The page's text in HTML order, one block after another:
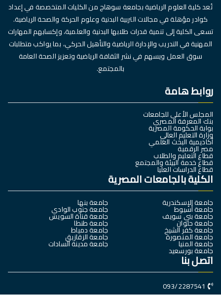
تُعد كلية العلوم الرياضية بجامعة سوهاج من الكليات المتخصصة في إعداد
كوادر مؤهلة في مجالات التربية البدنية وعلوم الحركة والصحة الرياضية.
تسعى الكلية إلى تنمية قدرات طلابها البدنية والعلمية، وإكسابهم المهارات
المهنية في التدريب والإدارة الرياضية والتأهيل الحركي، بما يواكب متطلبات
سوق العمل ويسهم في نشر الثقافة الرياضية وتعزيز الصحة العامة
بالمجتمع.
روابط هامة
المجلس الأعلى للجامعات
بنك المعرفة المصري
بوابة الحكومة المصرية
وزارة التعليم العالي
أكاديمية البحث العلمي
مصر الرقمية
قطاع التعليم والطلاب
قطاع خدمة البيئة والمجتمع
قطاع الدراسات العليا
الكلية بالجامعات المصرية
جامعة الإسكندرية
جامعة أسيوط
جامعة بني سويف
جامعة حلوان
جامعة كفر الشيخ
جامعة المنصورة
جامعة المنيا
جامعة بورسعيد
جامعة بنها
جامعة جنوب الوادي
جامعة قناة السويس
جامعة طنطا
جامعة دمياط
جامعة الزقازيق
جامعة مدينة السادات
اتصل بنا
093/2287541